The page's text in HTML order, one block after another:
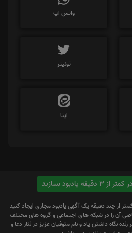
واتس اپ
توئیتر
ایتا
یادبود بسازید
از چند دقیقه یک آگهی یادبود مجازی ایجاد کنید
آن را در شبکه های اجتماعی و گروه های مختلف
زنده نگاه داشتن یاد و نام متوفیان عزیز در نثار دعا و